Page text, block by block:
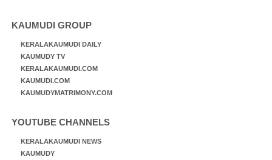
KAUMUDI GROUP
KERALAKAUMUDI DAILY
KAUMUDY TV
KERALAKAUMUDI.COM
KAUMUDI.COM
KAUMUDYMATRIMONY.COM
YOUTUBE CHANNELS
KERALAKAUMUDI NEWS
KAUMUDY